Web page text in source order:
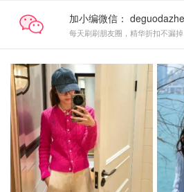
加小编微信：
每天刷刷朋友圈，精华折扣不漏掉